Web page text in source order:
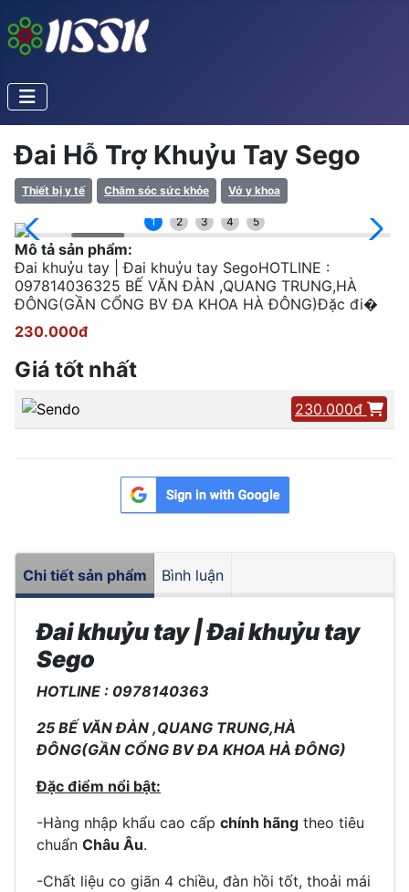
Đai Hỗ Trợ Khuỷu Tay Sego
Thiết bị y tế Chăm sóc sức khỏe Vớ y khoa
1 2 3 4 5
Mô tả sản phẩm:
Đai khuỷu tay | Đai khuỷu tay SegoHOTLINE :
097814036325 BẾ VĂN ĐÀN ,QUANG TRUNG,HÀ
ĐÔNG(GẦN CỔNG BV ĐA KHOA HÀ ĐÔNG)Đặc đi�
230.000đ
Giá tốt nhất
230.000đ
Chi tiết sản phẩm Bình luận
Đai khuỷu tay | Đai khuỷu tay
Sego
HOTLINE : 0978140363
25 BẾ VĂN ĐÀN ,QUANG TRUNG,HÀ
ĐÔNG(GẦN CỔNG BV ĐA KHOA HÀ ĐÔNG)
Đặc điểm nổi bật:
-Hàng nhập khẩu cao cấp chính hãng theo tiêu
chuẩn Châu Âu.
-Chất liệu co giãn 4 chiều, đàn hồi tốt, thoải mái